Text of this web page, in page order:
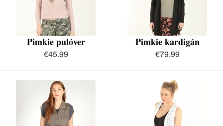
Pimkie pulóver
€45.99
Pimkie kardigán
€79.99